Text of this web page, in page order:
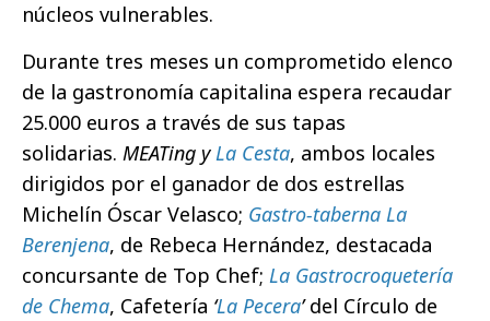
núcleos vulnerables.
Durante tres meses un comprometido elenco
de la gastronomía capitalina espera recaudar
25.000 euros a través de sus tapas
solidarias. MEATing yLa Cesta, ambos locales
dirigidos por el ganador de dos estrellas
Michelín Óscar Velasco; Gastro-taberna La
Berenjena, de Rebeca Hernández, destacada
concursante de Top Chef; La Gastrocroquetería
de Chema, Cafetería ‘La Pecera’del Círculo de